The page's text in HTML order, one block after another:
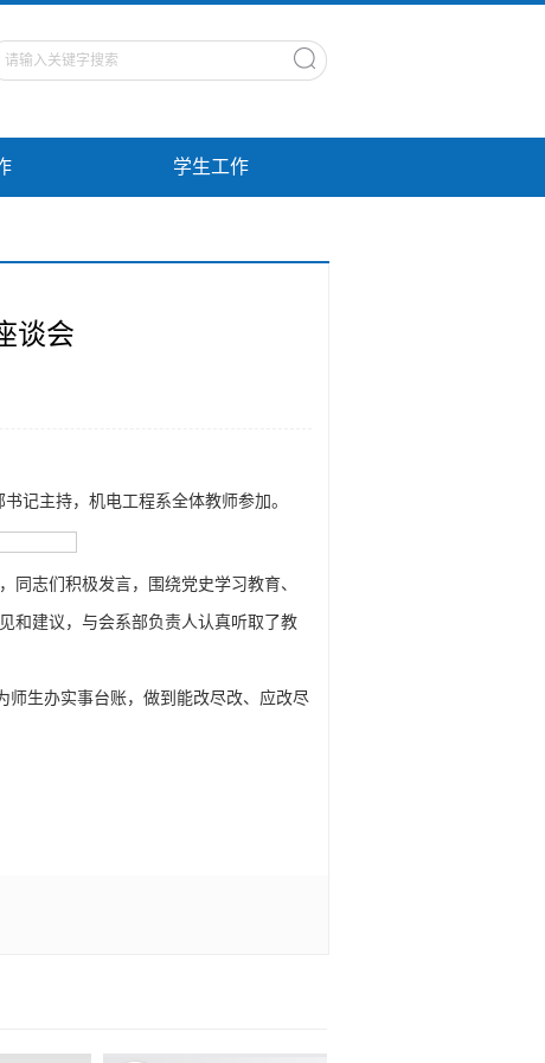
学生工作
谈会
记主持，机电工程系全体教师参加。
志们积极发言，围绕党史学习教育、
和建议，与会系部负责人认真听取了教
师生办实事台账，做到能改尽改、应改尽